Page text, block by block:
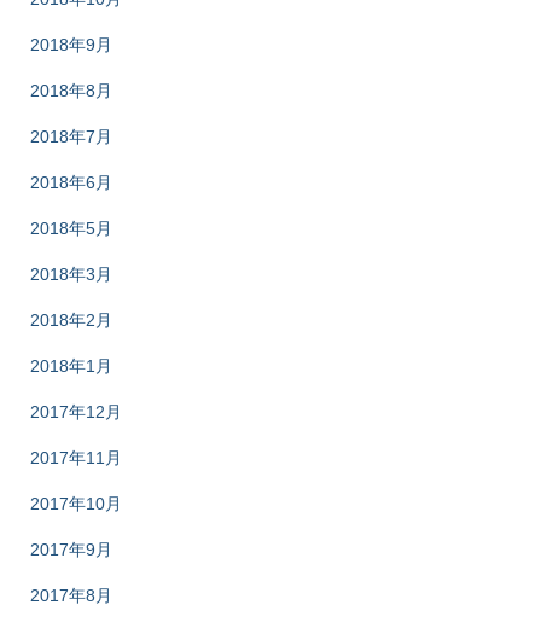
2018年9月
2018年8月
2018年7月
2018年6月
2018年5月
2018年3月
2018年2月
2018年1月
2017年12月
2017年11月
2017年10月
2017年9月
2017年8月